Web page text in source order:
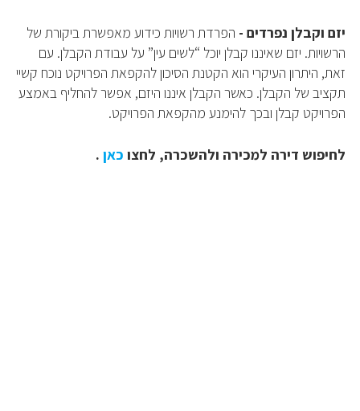
יזם וקבלן נפרדים - הפרדת רשויות כידוע מאפשרת ביקורת של
הרשויות. יזם שאיננו קבלן יוכל “לשים עין” על עבודת הקבלן. עם
זאת, היתרון העיקרי הוא הקטנת הסיכון להקפאת הפרויקט נוכח קשיי
תקציב של הקבלן. כאשר הקבלן איננו היזם, אפשר להחליף באמצע
הפרויקט קבלן ובכך להימנע מהקפאת הפרויקט.
לחיפוש דירה למכירה ולהשכרה, לחצו כאן .